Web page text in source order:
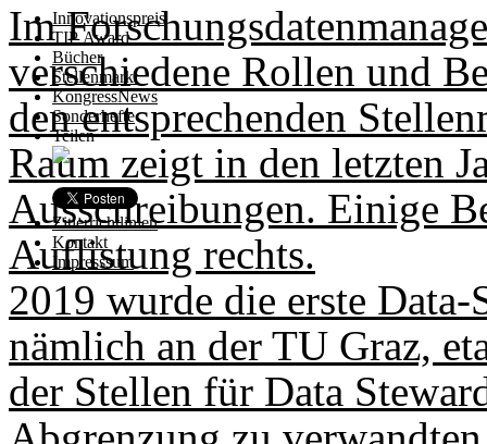
Innovationspreis
TIP Award
Bücher
Stellenmarkt
KongressNews
Sonderhefte
Teilen
Zitierrichtlinien
Kontakt
Impresssum
Im
verschiedene Rollen und
den entsprechenden
Raum zeigt in den letzten
Ausschreibungen. Einige
Auflistung rechts.
2019 wurde die erste
nämlich an der TU Graz,
der Stellen für Data